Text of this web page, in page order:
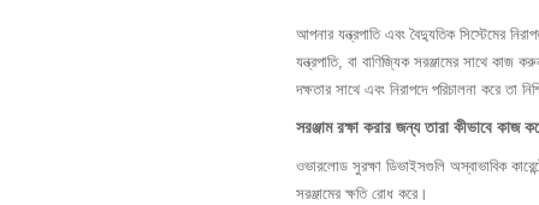
আপনার যন্ত্রপাতি এবং বৈদ্যুতিক সিস্টেমের
যন্ত্রপাতি, বা বাণিজ্যিক সরঞ্জামের সাথে
দক্ষতার সাথে এবং নিরাপদে পরিচালনা করে তা
সরঞ্জাম রক্ষা করার জন্য তারা কীভাবে কাজ
ওভারলোড সুরক্ষা ডিভাইসগুলি অস্বাভাবিক
সরঞ্জামের ক্ষতি রোধ করে।